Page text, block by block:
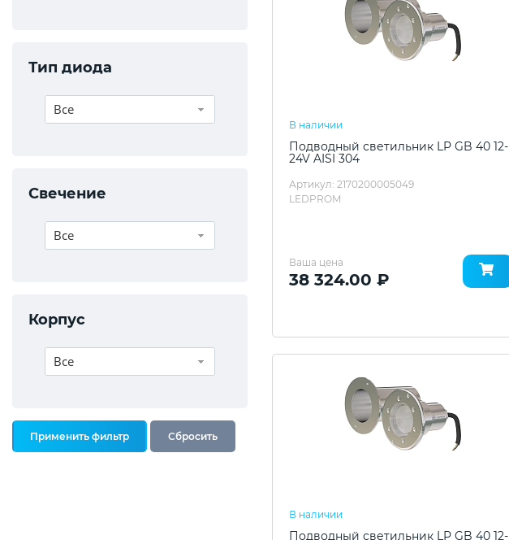
Тип диода
Все
Свечение
Все
Корпус
Все
В наличии
Подводный светильник LP GB 40 12-
24V AISI 304
Артикул: 2170200005049
LEDPROM
Ваша цена
38 324.00 ₽
В наличии
Подводный светильник LP GB 40 12-